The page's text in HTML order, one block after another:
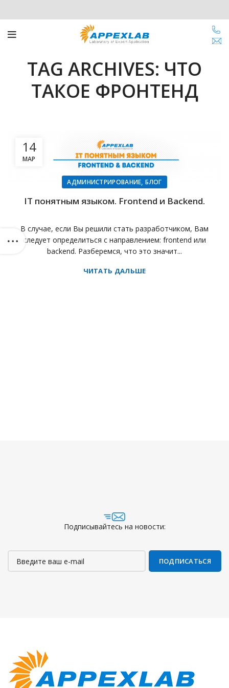
TAG ARCHIVES: ЧТО
ТАКОЕ ФРОНТЕНД
14
МАР
АДМИНИСТРИРОВАНИЕ,БЛОГ
IT понятным языком. Frontend и Backend.
В случае, если Вы решили стать разработчиком, Вам
следует определиться с направлением: frontend или
backend. Разберемся, что это значит...
ЧИТАТЬ ДАЛЬШЕ
Подписывайтесь на новости: